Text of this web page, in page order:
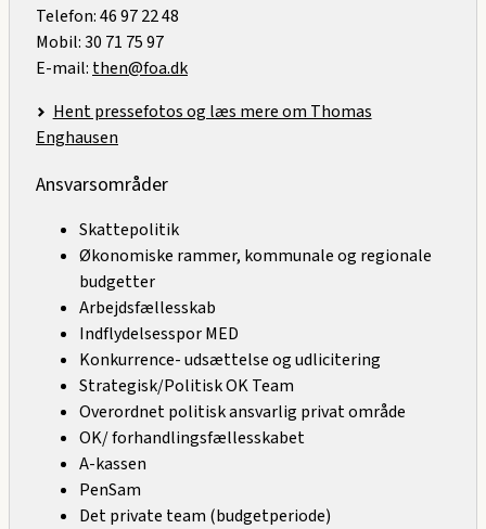
Telefon: 46 97 22 48
Mobil: 30 71 75 97
E-mail: then@foa.dk
Hent pressefotos og læs mere om Thomas
Enghausen
Ansvarsområder
Skattepolitik
Økonomiske rammer, kommunale og regionale
budgetter
Arbejdsfællesskab
Indflydelsesspor MED
Konkurrence- udsættelse og udlicitering
Strategisk/Politisk OK Team
Overordnet politisk ansvarlig privat område
OK/ forhandlingsfællesskabet
A-kassen
PenSam
Det private team (budgetperiode)